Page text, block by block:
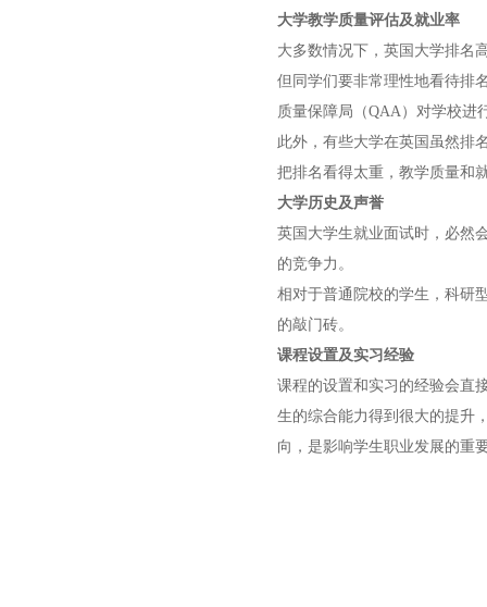
大学教学质量评估及就业率
大多数情况下， 英国大学排名
但同学们要非常理性地看待排
质量保障局（QAA）对学校进
此外，有些大学在英国虽然排
把排名看得太重，教学质量和
大学历史及声誉
英国大学生就业面试时，必然
的竞争力。
相对于普通院校的学生，科研
的敲门砖。
课程设置及实习经验
课程的设置和实习的经验会直
生的综合能力得到很大的提升
向，是影响学生职业发展的重